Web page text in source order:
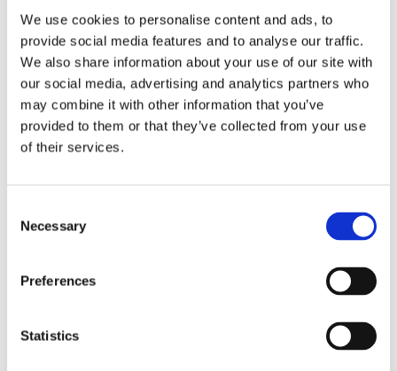
We use cookies to personalise content and ads, to
provide social media features and to analyse our traffic.
We also share information about your use of our site with
our social media, advertising and analytics partners who
may combine it with other information that you’ve
provided to them or that they’ve collected from your use
of their services.
Selection
Necessary
Preferences
Statistics
Kjøp produkt uten print
Ekstra informasjon
Send forespørsel om produkt med print
Dekorasjonsalternativer
Dekorasjonpriser